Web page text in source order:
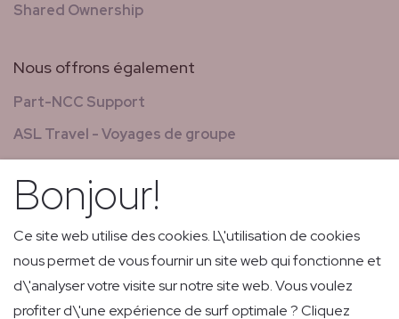
Shared Ownership
Nous offrons également
Part-NCC Support
ASL Travel - Voyages de groupe
GCS - Global Concierge Services
Carrières
Vols de retransmission
Livraison express de faible volume et courrier
Bonjour!
Ce site web utilise des cookies. L\'utilisation de cookies
nous permet de vous fournir un site web qui fonctionne et
d\'analyser votre visite sur notre site web. Vous voulez
profiter d\'une expérience de surf optimale ? Cliquez